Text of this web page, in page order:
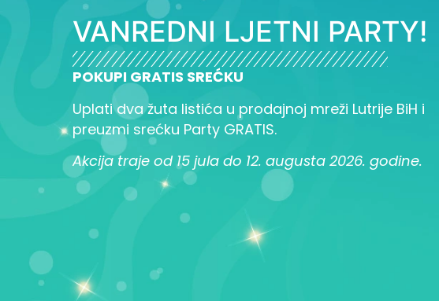
VANREDNI LJETNI PARTY!
POKUPI GRATIS SREĆKU
Uplati dva žuta listića u prodajnoj mreži Lutrije BiH i
preuzmi srećku Party GRATIS.
Akcija traje od 15 jula do 12. augusta 2026. godine.